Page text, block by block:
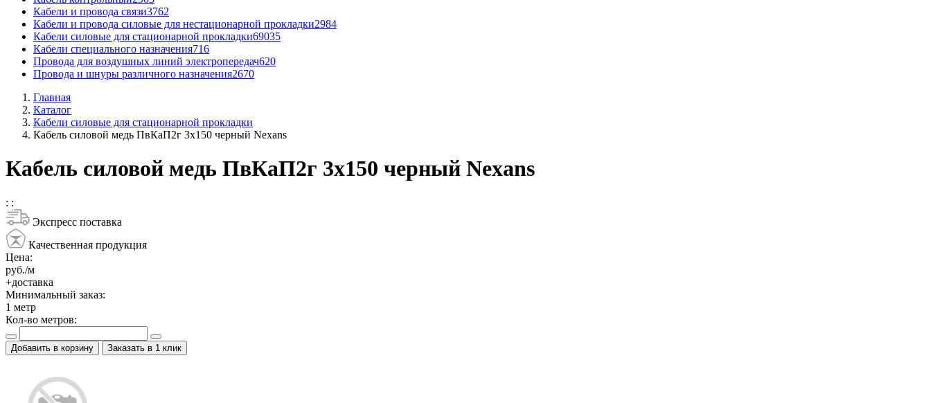
Кабели и провода связи3762
Кабели и провода силовые для нестационарной прокладки2984
Кабели силовые для стационарной прокладки69035
Кабели специального назначения716
Провода для воздушных линий электропередач620
Провода и шнуры различного назначения2670
Главная
Каталог
Кабели силовые для стационарной прокладки
Кабель силовой медь ПвКаП2г 3x150 черный Nexans
Кабель силовой медь ПвКаП2г 3x150 черный Nexans
: :
Экспресс поставка
Качественная продукция
Цена:
руб./м
+доставка
Минимальный заказ:
1 метр
Кол-во метров:
Добавить в корзину Заказать в 1 клик